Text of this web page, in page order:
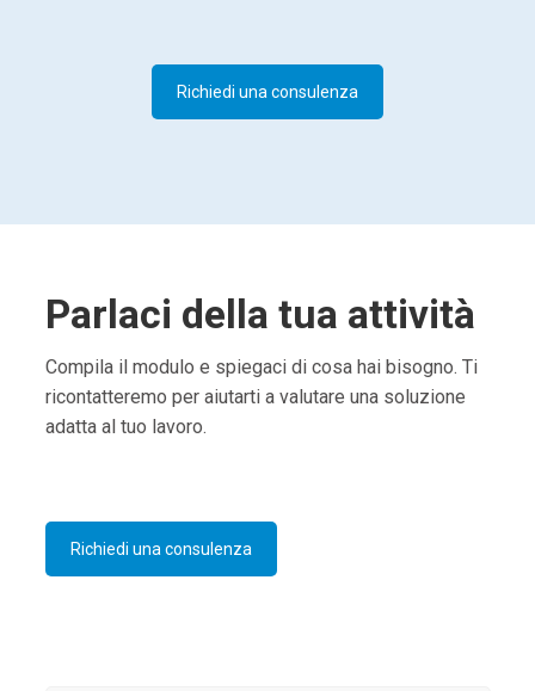
Richiedi una consulenza
Parlaci della tua attività
Compila il modulo e spiegaci di cosa hai bisogno. Ti
ricontatteremo per aiutarti a valutare una soluzione
adatta al tuo lavoro.
Richiedi una consulenza